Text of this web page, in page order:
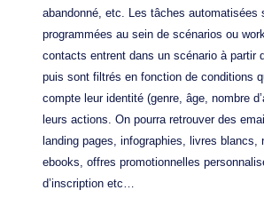
abandonné, etc. Les tâches automatisées
programmées au sein de scénarios ou
contacts entrent dans un scénario à partir
puis sont filtrés en fonction de conditions
compte leur identité (genre, âge, nombre
leurs actions. On pourra retrouver des
landing pages, infographies, livres blancs,
ebooks, offres promotionnelles
d’inscription etc…